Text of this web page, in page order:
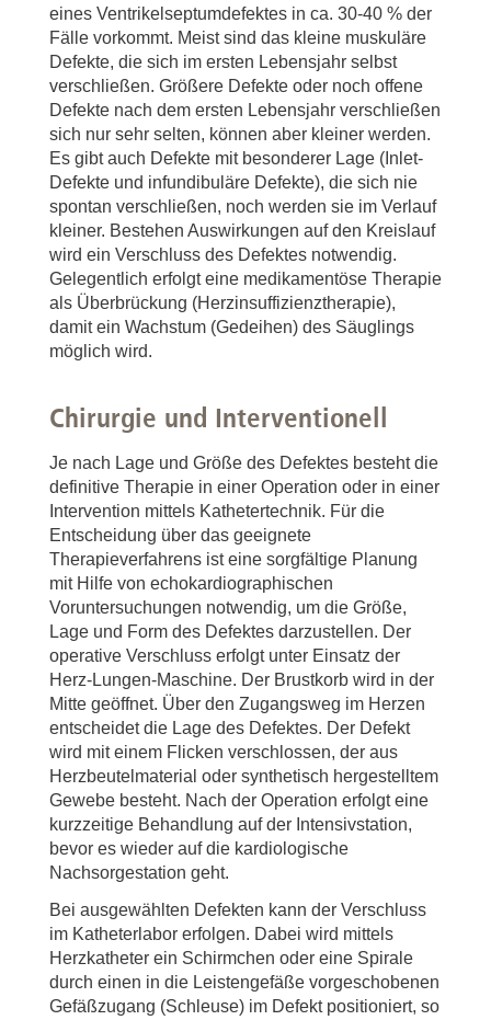
eines Ventrikelseptumdefektes in ca. 30-40 % der
Fälle vorkommt. Meist sind das kleine muskuläre
Defekte, die sich im ersten Lebensjahr selbst
verschließen. Größere Defekte oder noch offene
Defekte nach dem ersten Lebensjahr verschließen
sich nur sehr selten, können aber kleiner werden.
Es gibt auch Defekte mit besonderer Lage (Inlet-
Defekte und infundibuläre Defekte), die sich nie
spontan verschließen, noch werden sie im Verlauf
kleiner. Bestehen Auswirkungen auf den Kreislauf
wird ein Verschluss des Defektes notwendig.
Gelegentlich erfolgt eine medikamentöse Therapie
als Überbrückung (Herzinsuffizienztherapie),
damit ein Wachstum (Gedeihen) des Säuglings
möglich wird.
Chirurgie und Interventionell
Je nach Lage und Größe des Defektes besteht die
definitive Therapie in einer Operation oder in einer
Intervention mittels Kathetertechnik. Für die
Entscheidung über das geeignete
Therapieverfahrens ist eine sorgfältige Planung
mit Hilfe von echokardiographischen
Voruntersuchungen notwendig, um die Größe,
Lage und Form des Defektes darzustellen. Der
operative Verschluss erfolgt unter Einsatz der
Herz-Lungen-Maschine. Der Brustkorb wird in der
Mitte geöffnet. Über den Zugangsweg im Herzen
entscheidet die Lage des Defektes. Der Defekt
wird mit einem Flicken verschlossen, der aus
Herzbeutelmaterial oder synthetisch hergestelltem
Gewebe besteht. Nach der Operation erfolgt eine
kurzzeitige Behandlung auf der Intensivstation,
bevor es wieder auf die kardiologische
Nachsorgestation geht.
Bei ausgewählten Defekten kann der Verschluss
im Katheterlabor erfolgen. Dabei wird mittels
Herzkatheter ein Schirmchen oder eine Spirale
durch einen in die Leistengefäße vorgeschobenen
Gefäßzugang (Schleuse) im Defekt positioniert, so